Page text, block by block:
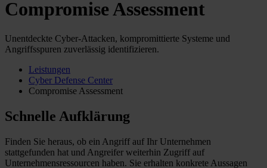
Compromise Assessment
Unentdeckte Cyber-Attacken, kompromittierte Systeme und
Angriffsspuren zuverlässig identifizieren.
Leistungen
Cyber Defense Center
Compromise Assessment
Schnelle Aufklärung
Finden Sie heraus, ob ein Angriff auf Ihr Unternehmen
stattgefunden hat und Angreifer weiterhin Zugriff auf
Unternehmensressourcen haben. Sie erhalten konkrete Aussagen